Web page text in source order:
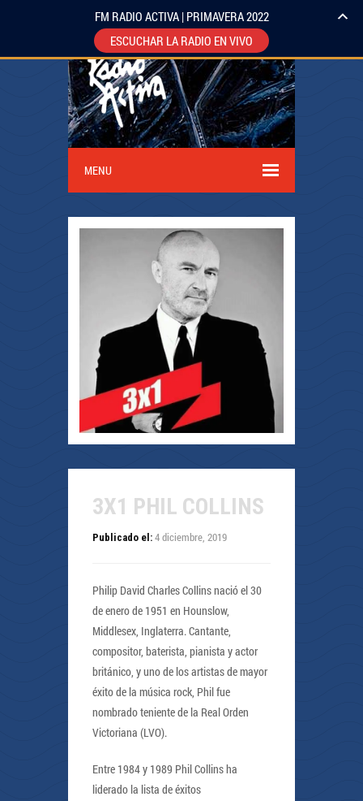
MENU
3X1 PHIL COLLINS
Publicado el: 4 diciembre, 2019
Philip David Charles Collins nació el 30
de enero de 1951 en Hounslow,
Middlesex, Inglaterra. Cantante,
compositor, baterista, pianista y actor
británico, y uno de los artistas de mayor
éxito de la música rock, Phil fue
nombrado teniente de la Real Orden
Victoriana (LVO).
Entre 1984 y 1989 Phil Collins ha
liderado la lista de éxitos
FM RADIO ACTIVA | PRIMAVERA 2022
ESCUCHAR LA RADIO EN VIVO